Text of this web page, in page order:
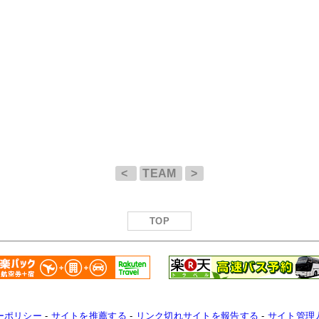
< TEAM >
TOP
ポリシー - サイトを推薦する - リンク切れサイトを報告する - サイト管理